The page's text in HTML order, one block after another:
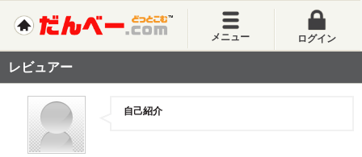
メニュー ログイン
レビュアー
自己紹介